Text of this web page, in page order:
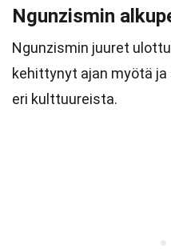
Ngunzismin
Ngunzismin juuret
kehittynyt ajan myötä
eri kulttuureista.